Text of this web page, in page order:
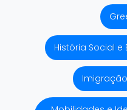
História Social